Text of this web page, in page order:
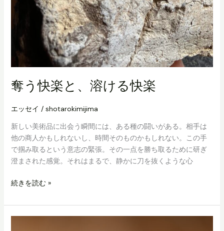
奪う快楽と、溶ける快楽
エッセイ / shotarokimijima
新しい美術品に出会う瞬間には、ある種の闘いがある。相手は
他の商人かもしれないし、時間そのものかもしれない。この手
で掴み取るという意志の緊張。その一点を勝ち取るために研ぎ
澄まされた感覚。それはまるで、静かに刀を抜くような心
奪
快
楽
続きを読む »